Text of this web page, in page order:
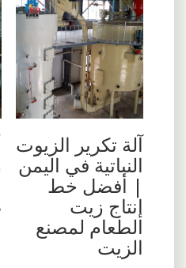
آلة تكرير الزيوت
النباتية في اليمن
| أفضل خط
إنتاج زيت
الطعام لمصنع
الزيت